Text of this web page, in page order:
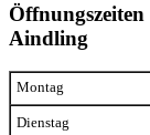
Öffnungszeiten
Aindling
Montag
Dienstag